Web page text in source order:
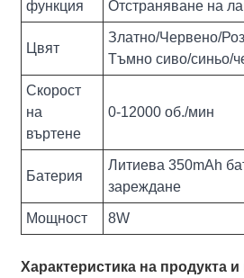
функция Отстраняване на
Цвят
Златно/Червено/
Тъмно сиво/синьо/
Скорост
на
въртене
0-12000 об./мин
Батерия
Литиева 350mAh
зареждане
Мощност 8W
Характеристика на продукта